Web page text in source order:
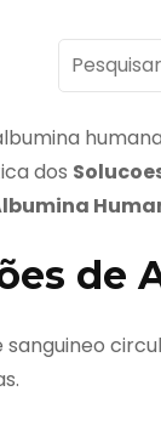
Pesquisar
por:
humana
dos
de
sanguineo